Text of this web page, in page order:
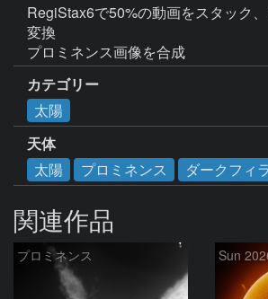
RegiStax6で50%の動画をスタック
変換
カテゴリー
太陽
天体
太陽
プロミネンス ダークフィ
関連作品
プロミネンス Sun